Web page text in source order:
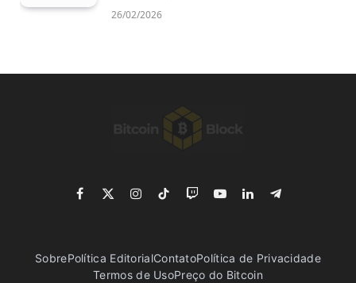
26/02/2026
Facebook
X
Instagram
TikTokTwitchYouTubeLinkedInTelegram
SobrePolítica EditorialContatoPolítica de Privacidade
Termos de UsoPreço do Bitcoin